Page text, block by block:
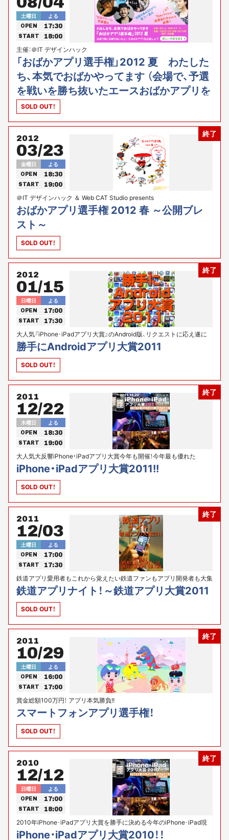
土曜日 よる
OPEN 17:30
START 18:00
主催：＠IT デザインハック
「おばかアプリ選手権」2012 夏 わたした
ち、本気でおばかやってます （会場で、予選
を戦いを勝ち抜いたエースおばかアプリを
応援しよう！）
SOLD OUT！
終了
2012
03/23
金曜日 よる
OPEN 18:30
START 19:00
＠IT デザインハック ＆ Web CAT Studio presents
おばかアプリ選手権 2012 春 ～公開ブレ
スト～
SOLD OUT！
終了
2012
01/15
日曜日 よる
OPEN 17:00
START 17:30
大人気『iPhone･iPadアプリ大賞』のAndroid版、リクエストに応え遂に
始動!!
勝手にAndroidアプリ大賞2011
SOLD OUT！
終了
2011
12/22
木曜日 よる
OPEN 18:30
START 19:00
大人気大反響iPhone・iPadアプリ大賞今年も開催！今年最も優れた
iPhone･iPadアプリ決定!!
iPhone・iPadアプリ大賞2011!!
SOLD OUT！
終了
2011
12/03
土曜日 よる
OPEN 17:00
START 17:30
鉄道アプリ愛用者もこれから覚えたい鉄道ファンもアプリ開発者も大集
合の初の“鉄道アプリ”イベント開催！
鉄道アプリナイト！～鉄道アプリ大賞2011
SOLD OUT！
終了
2011
10/29
土曜日 よる
OPEN 16:00
START 17:00
賞金総額100万円！ アプリ本気勝負!!
スマートフォンアプリ選手権！
SOLD OUT！
終了
2010
12/12
日曜日 よる
OPEN 17:00
START 18:00
2010年iPhone･iPadアプリ大賞を勝手に決める今年のiPhone･iPad現
象総括イベント!!
iPhone･iPadアプリ大賞2010！！